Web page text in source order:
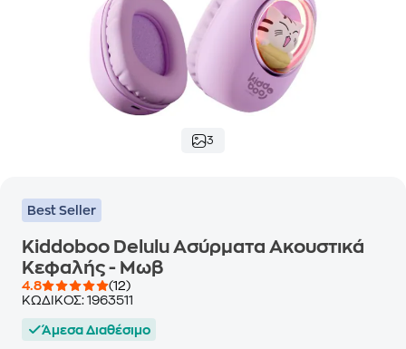
3
Best Seller
Kiddoboo Delulu Ασύρματα Ακουστικά
Κεφαλής - Μωβ
4.8
(12)
ΚΩΔΙΚΟΣ: 1963511
Άμεσα Διαθέσιμο